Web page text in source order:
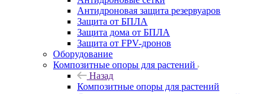
Антидроновая защита резервуаров
Защита от БПЛА
Защита дома от БПЛА
Защита от FPV-дронов
Оборудование
Композитные опоры для растений
Назад
Композитные опоры для растений